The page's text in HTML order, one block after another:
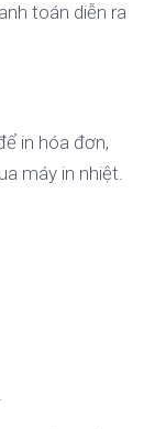
toán diễn ra
in hóa đơn,
máy in nhiệt.